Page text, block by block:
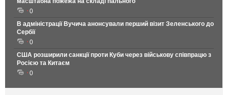
0
В адміністрації Вучича анонсували перший візит Зеленського до
Сербії
0
США розширили санкції проти Куби через військову співпрацю з
Росією та Китаєм
0